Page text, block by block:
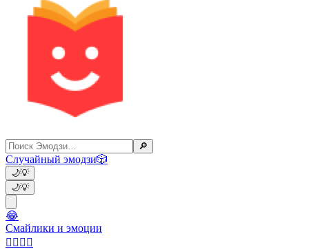
🔎
Случайный эмодзи🎲
🌙💡
🌙💡
😂
Смайлики и эмоции
👩‍❤️‍💋‍👨